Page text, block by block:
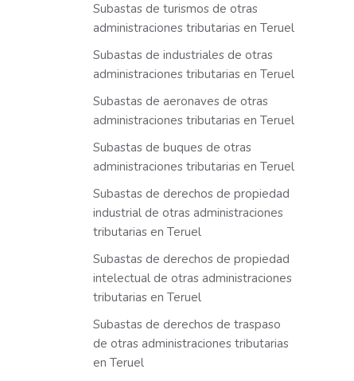
Subastas de turismos de otras
administraciones tributarias en Teruel
Subastas de industriales de otras
administraciones tributarias en Teruel
Subastas de aeronaves de otras
administraciones tributarias en Teruel
Subastas de buques de otras
administraciones tributarias en Teruel
Subastas de derechos de propiedad
industrial de otras administraciones
tributarias en Teruel
Subastas de derechos de propiedad
intelectual de otras administraciones
tributarias en Teruel
Subastas de derechos de traspaso
de otras administraciones tributarias
en Teruel